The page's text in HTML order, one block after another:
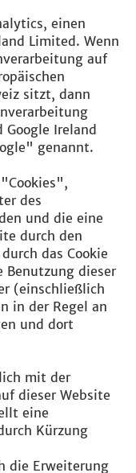
einen
Limited. Wenn
auf
sitzt, dann
Google Ireland
genannt.
des
und die eine
durch den
das Cookie
Benutzung dieser
(einschließlich
in der Regel an
und dort
mit der
dieser Website
eine
Kürzung
die Erweiterung